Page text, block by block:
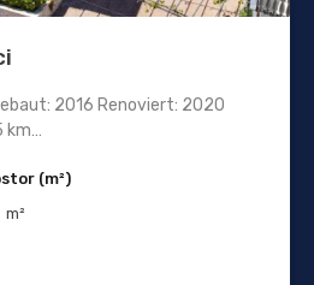
2016 Renoviert: 2020
km…
(m²)
m²